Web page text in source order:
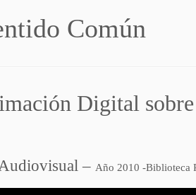
Común
Digital
– Año 2010 -Biblioteca